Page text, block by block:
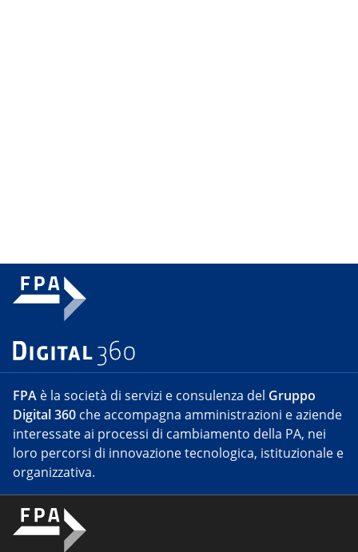
FPA è la società di servizi e consulenza del Gruppo
Digital 360 che accompagna amministrazioni e aziende
interessate ai processi di cambiamento della PA, nei
loro percorsi di innovazione tecnologica, istituzionale e
organizzativa.